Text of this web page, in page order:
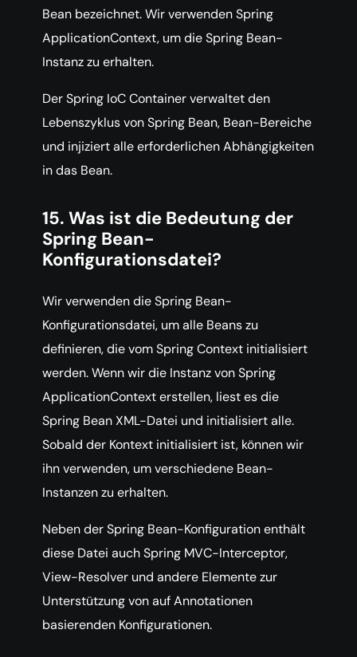
Bean bezeichnet. Wir verwenden Spring
ApplicationContext, um die Spring Bean-
Instanz zu erhalten.
Der Spring IoC Container verwaltet den
Lebenszyklus von Spring Bean, Bean-Bereiche
und injiziert alle erforderlichen Abhängigkeiten
in das Bean.
15. Was ist die Bedeutung der
Spring Bean-
Konfigurationsdatei?
Wir verwenden die Spring Bean-
Konfigurationsdatei, um alle Beans zu
definieren, die vom Spring Context initialisiert
werden. Wenn wir die Instanz von Spring
ApplicationContext erstellen, liest es die
Spring Bean XML-Datei und initialisiert alle.
Sobald der Kontext initialisiert ist, können wir
ihn verwenden, um verschiedene Bean-
Instanzen zu erhalten.
Neben der Spring Bean-Konfiguration enthält
diese Datei auch Spring MVC-Interceptor,
View-Resolver und andere Elemente zur
Unterstützung von auf Annotationen
basierenden Konfigurationen.